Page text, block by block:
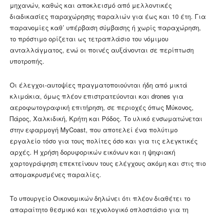
μηχανών, καθώς και αποκλεισμό από μελλοντικές
διαδικασίες παραχώρησης παραλιών για έως και 10 έτη. Για
παρανομίες καθ’ υπέρβαση σύμβασης ή χωρίς παραχώρηση,
το πρόστιμο ορίζεται ως τετραπλάσιο του νόμιμου
ανταλλάγματος, ενώ οι ποινές αυξάνονται σε περίπτωση
υποτροπής.
Οι έλεγχοι-αυτοψίες πραγματοποιούνται ήδη από μικτά
κλιμάκια, όμως πλέον επιστρατεύονται και drones για
αεροφωτογραφική επιτήρηση, σε περιοχές όπως Μύκονος,
Πάρος, Χαλκιδική, Κρήτη και Ρόδος. Το υλικό ενσωματώνεται
στην εφαρμογή MyCoast, που αποτελεί ένα πολύτιμο
εργαλείο τόσο για τους πολίτες όσο και για τις ελεγκτικές
αρχές. Η χρήση δορυφορικών εικόνων και η ψηφιακή
χαρτογράφηση επεκτείνουν τους ελέγχους ακόμη και στις πιο
απομακρυσμένες παραλίες.
Το υπουργείο Οικονομικών δηλώνει ότι πλέον διαθέτει το
απαραίτητο θεσμικό και τεχνολογικό οπλοστάσιο για τη